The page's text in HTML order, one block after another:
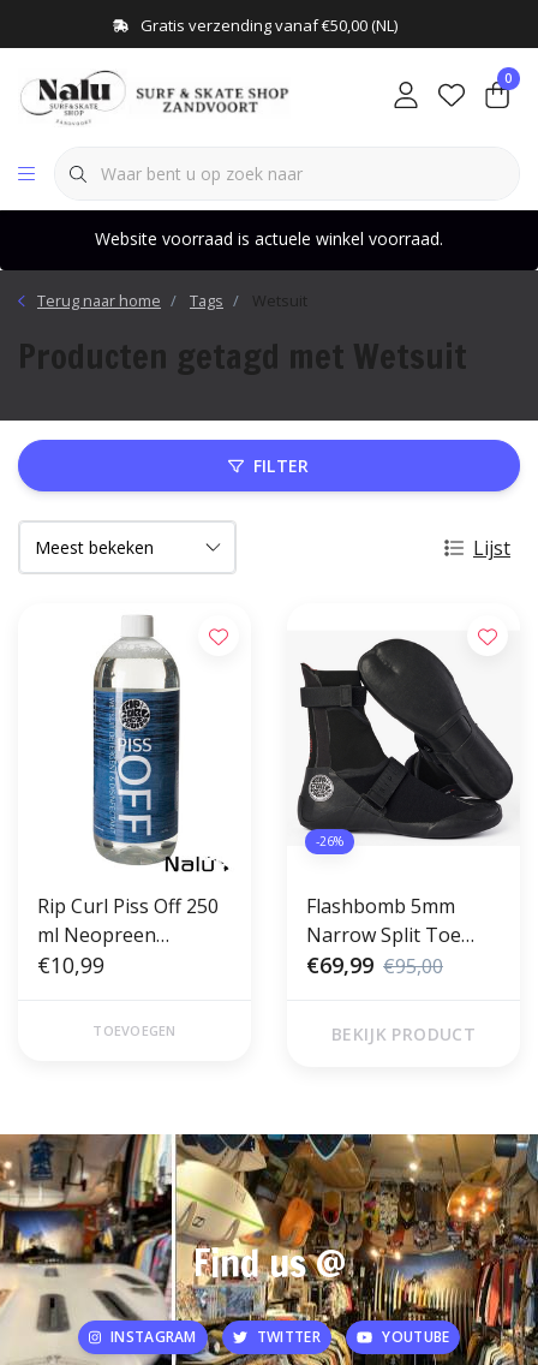
Gratis verzending vanaf €50,00 (NL)
0
Website voorraad is actuele winkel voorraad.
Terug naar home Tags Wetsuit
Producten getagd met Wetsuit
FILTER
Lijst
Rip Curl Piss Off 250
ml Neopreen
reinigingsmiddel
€10,99
TOEVOEGEN
-26%
Flashbomb 5mm
Narrow Split Toe
Boots E6
€69,99 €95,00
BEKIJK PRODUCT
Find us @
INSTAGRAM TWITTER YOUTUBE